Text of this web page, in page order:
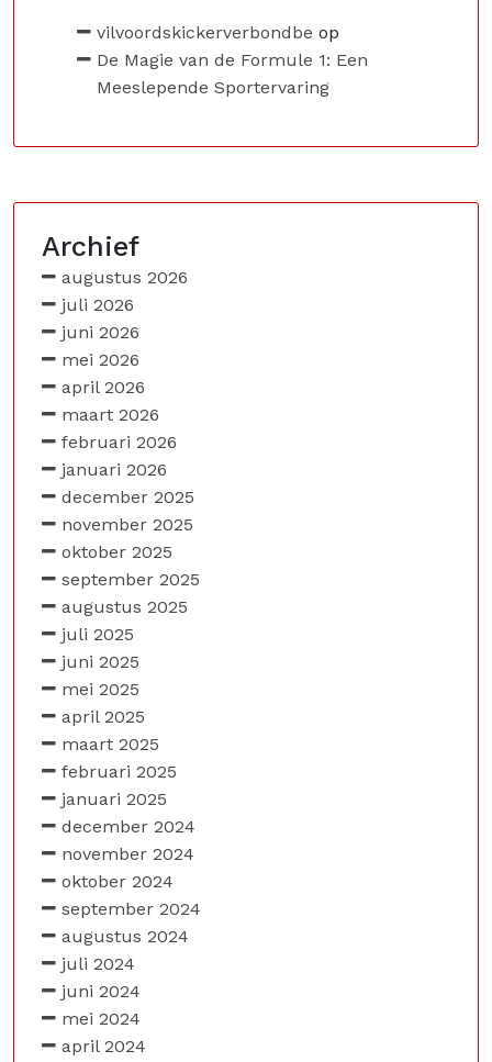
vilvoordskickerverbondbe op
De Magie van de Formule 1: Een
Meeslepende Sportervaring
Archief
augustus 2026
juli 2026
juni 2026
mei 2026
april 2026
maart 2026
februari 2026
januari 2026
december 2025
november 2025
oktober 2025
september 2025
augustus 2025
juli 2025
juni 2025
mei 2025
april 2025
maart 2025
februari 2025
januari 2025
december 2024
november 2024
oktober 2024
september 2024
augustus 2024
juli 2024
juni 2024
mei 2024
april 2024